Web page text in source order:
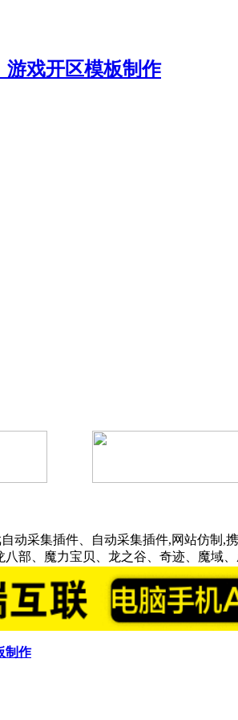
动采集插件、自动采集插件,网站仿制,
部、魔力宝贝、龙之谷、奇迹、魔域
制作